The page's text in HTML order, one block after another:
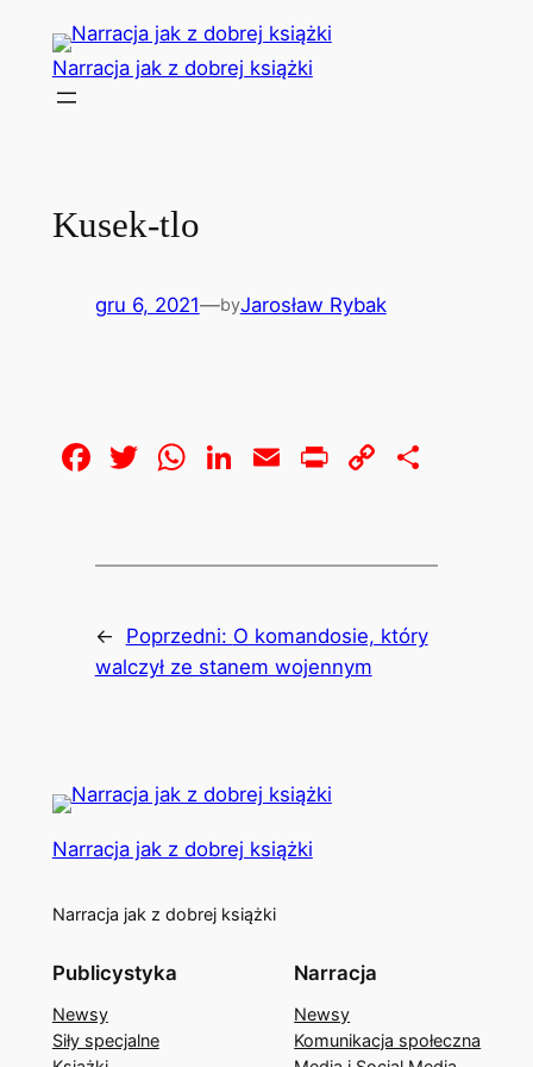
Przejdź
treści
Narracja jak z dobrej książki
Kusek-tlo
gru 6, 2021—byJarosław Rybak
Facebook
Twitter
WhatsApp
LinkedIn
EmailPrintCopy
← Poprzedni: O komandosie, który
walczył ze stanem wojennym
Narracja jak z dobrej książki
Narracja jak z dobrej książki
Publicystyka
Newsy
Siły specjalne
Narracja
Newsy
Komunikacja społeczna